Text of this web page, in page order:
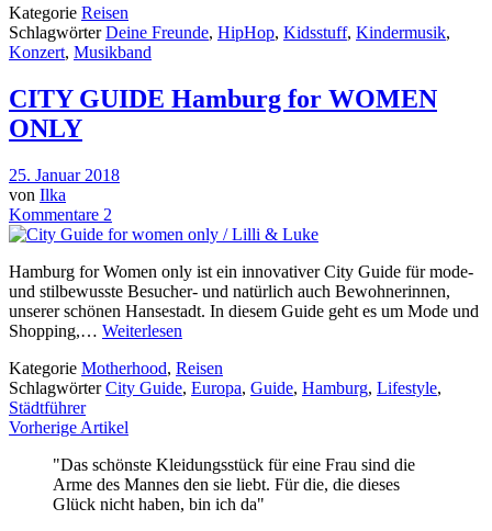
Kategorie Reisen
SchlagwörterDeine Freunde, HipHop, Kidsstuff, Kindermusik,
Konzert, Musikband
CITY GUIDE Hamburg for WOMEN
ONLY
25. Januar 2018
von Ilka
Kommentare 2
Hamburg for Women only ist ein innovativer City Guide für mode-
und stilbewusste Besucher- und natürlich auch Bewohnerinnen,
unserer schönen Hansestadt. In diesem Guide geht es um Mode und
Shopping,… Weiterlesen
Kategorie Motherhood, Reisen
SchlagwörterCity Guide, Europa, Guide, Hamburg, Lifestyle,
Städtführer
Vorherige Artikel
"Das schönste Kleidungsstück für eine Frau sind die
Arme des Mannes den sie liebt. Für die, die dieses
Glück nicht haben, bin ich da"